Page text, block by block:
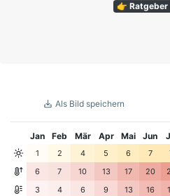
👉 Ratgeber
Als Bild speichern
Jan Feb Mär Apr Mai Jun
1 2 4 5 6 7
6
7 10 13 17 20
3
4 6 9 13 16